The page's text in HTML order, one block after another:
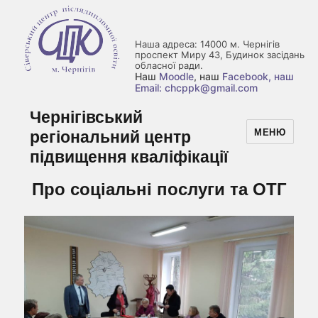
Наша адреса: 14000 м. Чернігів
проспект Миру 43, Будинок засідань
обласної ради.
Наш Moodle, наш Facebook, наш
Email: chcppk@gmail.com
Чернігівський
регіональний центр
підвищення кваліфікації
МЕНЮ
Про соціальні послуги та ОТГ